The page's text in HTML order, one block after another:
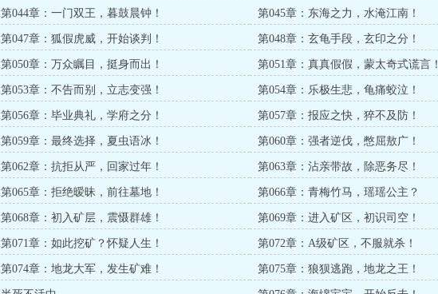
第044章：一门双王，暮鼓晨钟！ 第045章：东海之力，水淹江南！
第047章：狐假虎威，开始谈判！ 第048章：玄龟手段，玄印之分！
第050章：万众瞩目，挺身而出！ 第051章：真真假假，蒙太奇式谎言！
第053章：不告而别，立志变强！ 第054章：乐极生悲，龟痛蛟泣！
第056章：毕业典礼，学府之分！ 第057章：报应之快，猝不及防！
第059章：最终选择，夏虫语冰！ 第060章：强者逆伐，憋屈敖广！
第062章：抗拒从严，回家过年！ 第063章：沾亲带故，除恶务尽！
第065章：拒绝暧昧，前往墓地！ 第066章：青梅竹马，瑶瑶公主？
第068章：初入矿层，震慑群雄！ 第069章：进入矿区，初识司空！
第071章：如此挖矿？怀疑人生！ 第072章：A级矿区，不服就杀！
第074章：地龙大军，发生矿难！ 第075章：狼狈逃跑，地龙之王！